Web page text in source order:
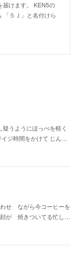
届けます。 KEN5の
「５Ｊ」と名付けら
うようにほっぺを軽く
イジ時間をかけて じん…
せ ながら今コーヒーを
が 焼きついてる忙し…